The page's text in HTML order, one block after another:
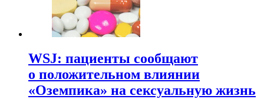
WSJ: пациенты сообщают
о положительном влиянии
«Оземпика» на сексуальную жизнь